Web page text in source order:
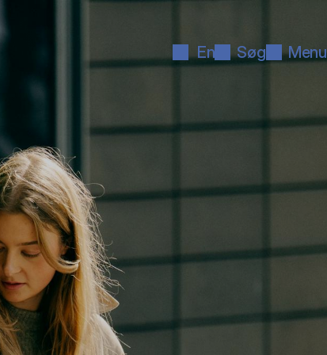
En Søg Menu